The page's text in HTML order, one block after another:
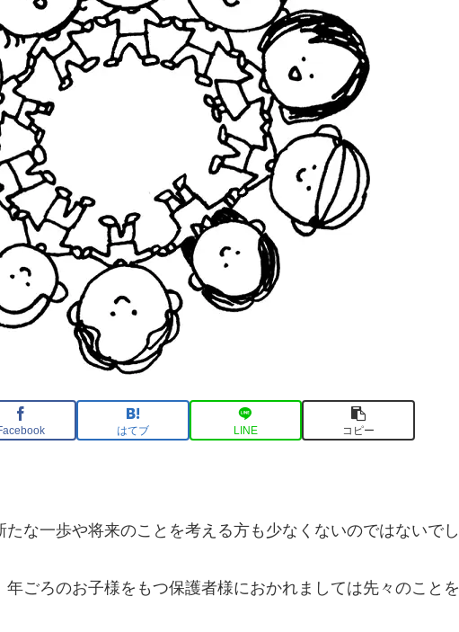
はてブ LINE コピー
な一歩や将来のことを考える方も少なくないのではないでし
年ごろのお子様をもつ保護者様におかれましては先々のこと